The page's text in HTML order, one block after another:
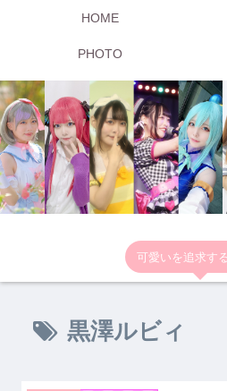
可愛いを追求す
HOME
PHOTO
黒澤ルビィ